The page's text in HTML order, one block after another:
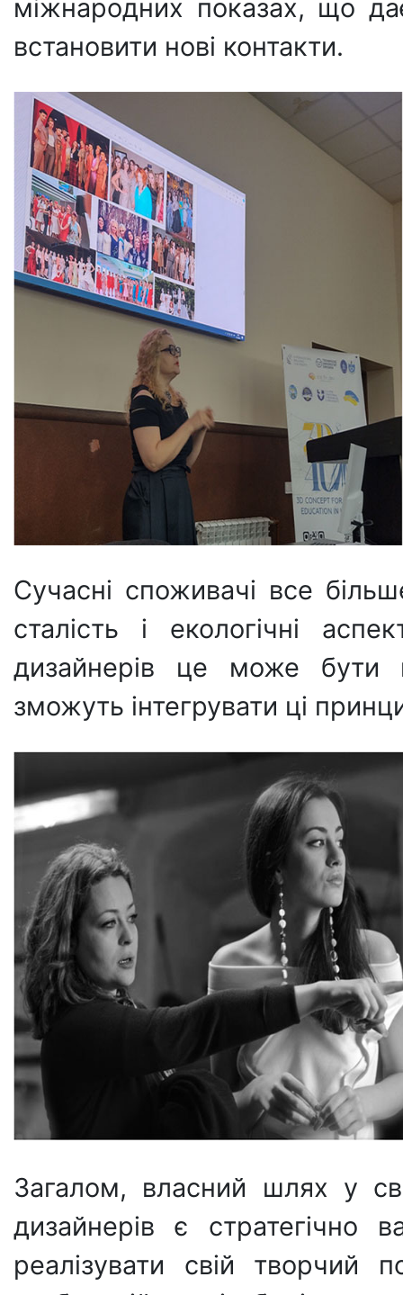
міжнародних показах, що
встановити нові контакти.
Сучасні споживачі все
сталість і екологічні
дизайнерів це може
зможуть інтегрувати ці
Загалом, власний шлях у
дизайнерів є
реалізувати свій творчий